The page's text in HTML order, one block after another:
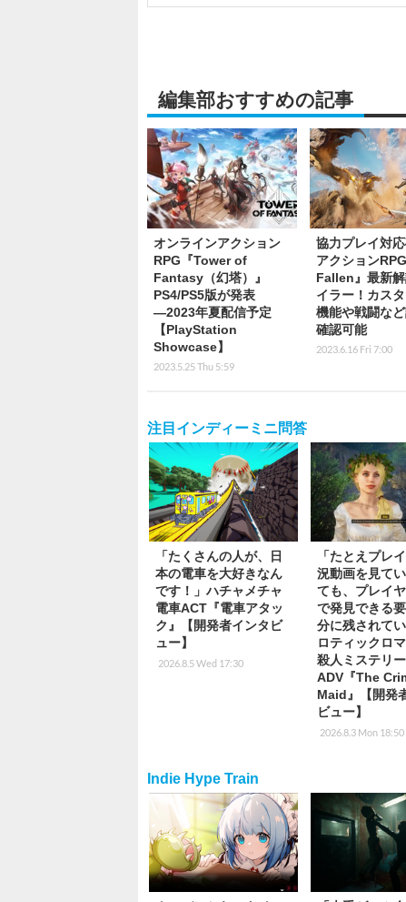
編集部おすすめの記事
オンラインアクション
RPG『Tower of
Fantasy（幻塔）』
PS4/PS5版が発表
―2023年夏配信予定
【PlayStation
Showcase】
2023.5.25 Thu 5:59
協力プレイ対
アクション
Fallen』最新
イラー！カス
機能や戦闘な
確認可能
2023.6.16 Fri 7:00
注目インディーミニ問答
「たくさんの人が、日
本の電車を大好きなん
です！」ハチャメチャ
電車ACT『電車アタッ
ク』【開発者インタビ
ュー】
2026.8.5 Wed 17:30
「たとえプレ
況動画を見て
ても、プレイ
で発見できる
分に残されて
ロティックロ
殺人ミステリー
ADV『The
Maid』【開発
ビュー】
2026.8.3 Mon 18:50
Indie Hype Train